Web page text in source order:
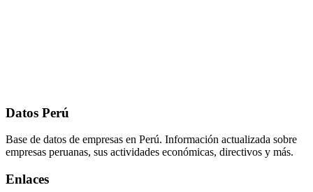
Datos Perú
Base de datos de empresas en Perú. Información actualizada sobre
empresas peruanas, sus actividades económicas, directivos y más.
Enlaces